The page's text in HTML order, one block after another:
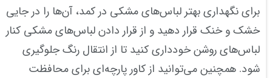
برای نگهداری بهتر لباس‌های مشکی در کمد، آن‌ها را در جایی
خشک و خنک قرار دهید و از قرار دادن لباس‌های مشکی کنار
لباس‌های روشن خودداری کنید تا از انتقال رنگ جلوگیری
شود. همچنین می‌توانید از کاور پارچه‌ای برای محافظت